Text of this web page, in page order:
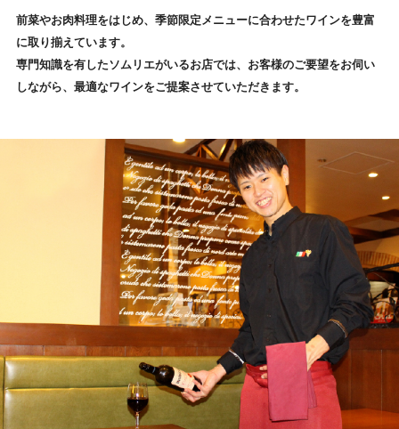
前菜やお肉料理をはじめ、季節限定メニューに合わせたワインを豊富
に取り揃えています。
専門知識を有したソムリエがいるお店では、お客様のご要望をお伺い
しながら、最適なワインをご提案させていただきます。